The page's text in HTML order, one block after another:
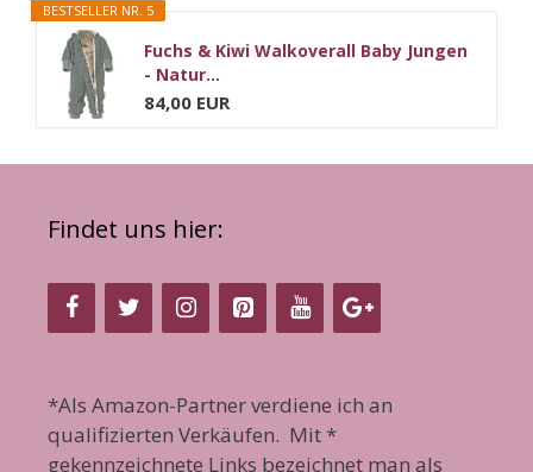
BESTSELLER NR. 5
Fuchs & Kiwi Walkoverall Baby Jungen
- Natur...
84,00 EUR
Findet uns hier:
*Als Amazon-Partner verdiene ich an
qualifizierten Verkäufen. Mit *
gekennzeichnete Links bezeichnet man als